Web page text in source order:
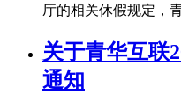
厅的相关休假规定，
关于青华互联
通知